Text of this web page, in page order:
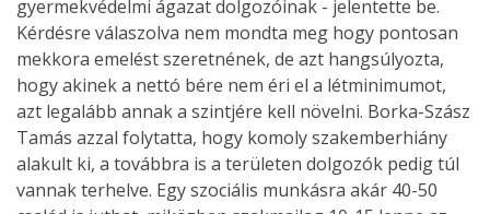
gyermekvédelmi ágazat dolgozóinak - jelentette be.
Kérdésre válaszolva nem mondta meg hogy pontosan
mekkora emelést szeretnének, de azt hangsúlyozta,
hogy akinek a nettó bére nem éri el a létminimumot,
azt legalább annak a szintjére kell növelni. Borka-Szász
Tamás azzal folytatta, hogy komoly szakemberhiány
alakult ki, a továbbra is a területen dolgozók pedig túl
vannak terhelve. Egy szociális munkásra akár 40-50